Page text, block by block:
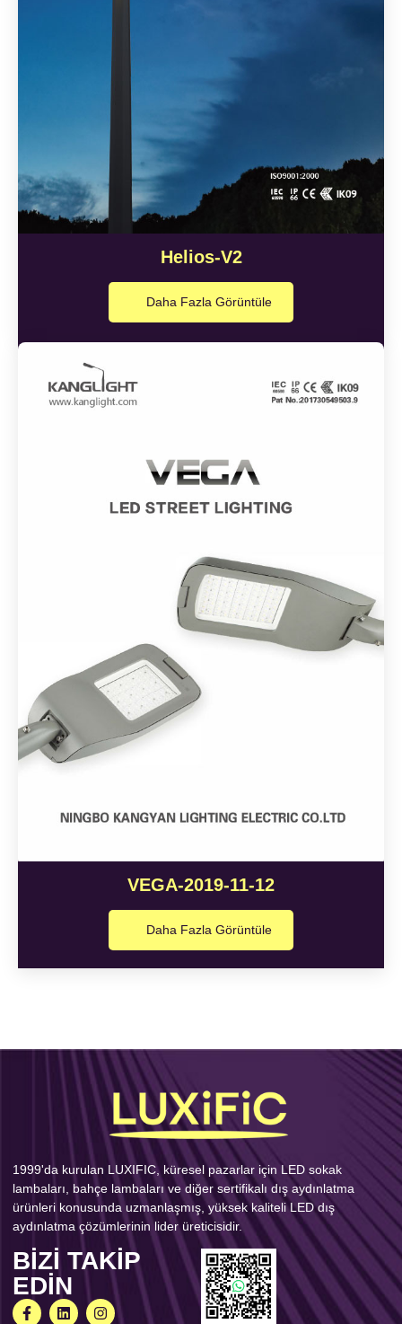
Helios-V2
Daha Fazla Görüntüle
VEGA-2019-11-12
Daha Fazla Görüntüle
1999'da kurulan LUXIFIC, küresel pazarlar için LED sokak
lambaları, bahçe lambaları ve diğer sertifikalı dış aydınlatma
ürünleri konusunda uzmanlaşmış, yüksek kaliteli LED dış
aydınlatma çözümlerinin lider üreticisidir.
BIZI TAKIP
EDIN